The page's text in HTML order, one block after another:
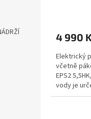
4 990
Elektrický
včetně
EPS2
vody je
protékající